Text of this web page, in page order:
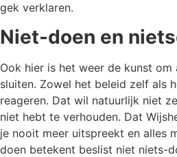
gek verklaren.
Niet-doen en
Ook hier is het weer de kunst
sluiten. Zowel het beleid zelf als
reageren. Dat wil natuurlijk niet
niet hebt te verhouden. Dat
je nooit meer uitspreekt en alles
doen betekent beslist niet niets-